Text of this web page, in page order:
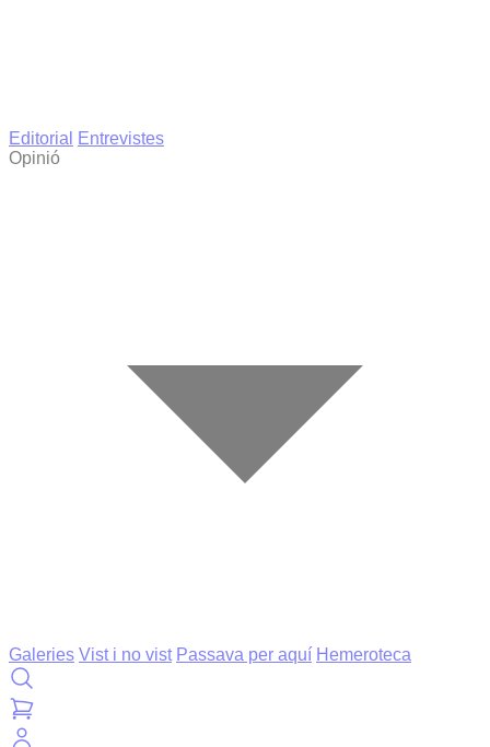
Editorial
Entrevistes
Opinió
Galeries Vist i no vist Passava per aquí Hemeroteca